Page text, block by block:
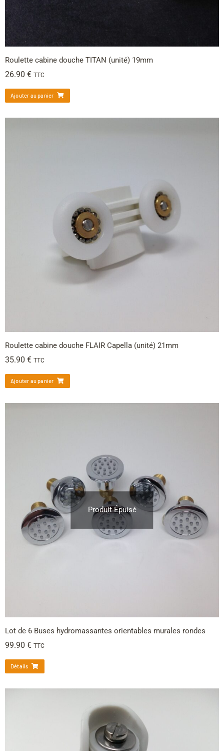
Roulette cabine douche TITAN (unité) 19mm
26.90 € TTC
Ajouter au panier
Roulette cabine douche FLAIR Capella (unité) 21mm
35.90 € TTC
Ajouter au panier
Produit Épuisé
Lot de 6 Buses hydromassantes orientables murales rondes
99.90 € TTC
Détails